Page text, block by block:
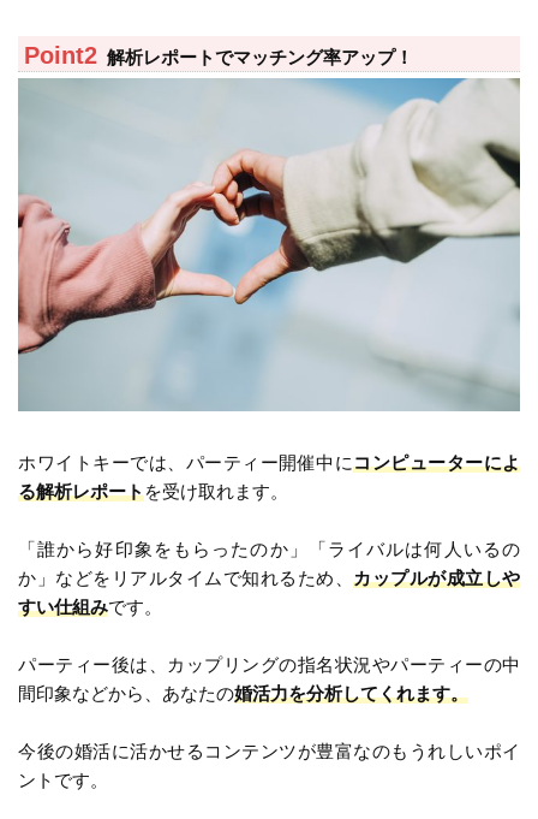
解析レポートでマッチング率アップ！
ホワイトキーでは、パーティー開催中にコンピューターによ
る解析レポートを受け取れます。
「誰から好印象をもらったのか」「ライバルは何人いるの
か」などをリアルタイムで知れるため、 カップルが成立しや
すい仕組みです。
パーティー後は、カップリングの指名状況やパーティーの中
間印象などから、あなたの婚活力を分析してくれます。
今後の婚活に活かせるコンテンツが豊富なのもうれしいポイ
ントです。